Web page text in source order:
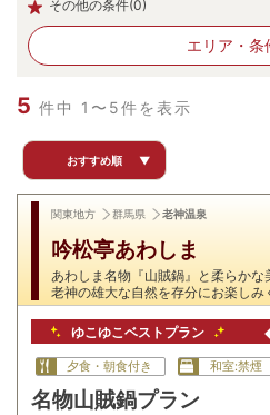
その他の条件(0)
エリア・ 条
5 件中 1〜5件を表示
おすすめ順 ▼
関東地方 群馬県 老神温泉
吟松亭あわしま
あわしま名物『山賊鍋』と柔らか
老神の雄大な自然を存分にお楽しみ
ゆこゆこベストプラン
夕食・朝食付き 和室:禁煙
名物山賊鍋プラン